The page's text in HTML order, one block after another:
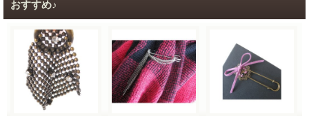
おすすめ♪